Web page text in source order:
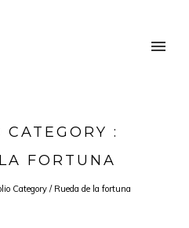
:
FORTUNA
Category / Rueda de la fortuna